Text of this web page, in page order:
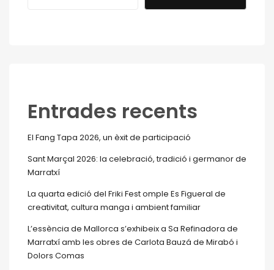
Entrades recents
El Fang Tapa 2026, un èxit de participació
Sant Marçal 2026: la celebració, tradició i germanor de
Marratxí
La quarta edició del Friki Fest omple Es Figueral de
creativitat, cultura manga i ambient familiar
L’essència de Mallorca s’exhibeix a Sa Refinadora de
Marratxí amb les obres de Carlota Bauzá de Mirabó i
Dolors Comas